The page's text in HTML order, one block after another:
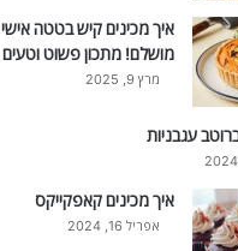
איך מכינים קיש בטטה אישי
מושלם! מתכון פשוט וטעים
מרץ 9, 2025
עגבניות
איך מכינים קאפקייקס
אפריל 16, 2024